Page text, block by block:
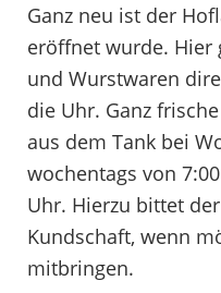
Ganz neu ist der
eröffnet wurde. Hier
und Wurstwaren
die Uhr. Ganz
aus dem Tank bei
wochentags von
Uhr. Hierzu bittet
Kundschaft, wenn
mitbringen.